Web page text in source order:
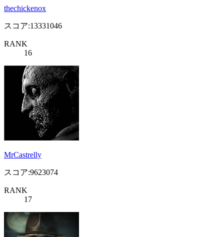
thechickenox
スコア:13331046
RANK
16
MrCastrelly
スコア:9623074
RANK
17